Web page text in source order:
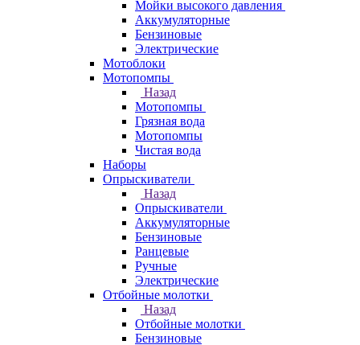
Мойки высокого давления
Аккумуляторные
Бензиновые
Электрические
Мотоблоки
Мотопомпы
Назад
Мотопомпы
Грязная вода
Мотопомпы
Чистая вода
Наборы
Опрыскиватели
Назад
Опрыскиватели
Аккумуляторные
Бензиновые
Ранцевые
Ручные
Электрические
Отбойные молотки
Назад
Отбойные молотки
Бензиновые